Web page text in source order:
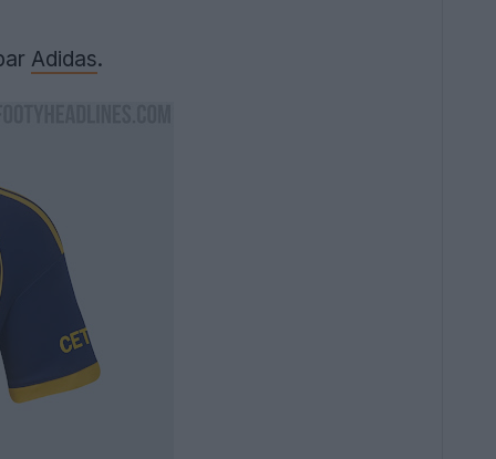
Adidas.